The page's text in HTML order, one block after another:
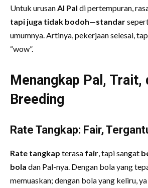
Untuk urusanAI Pal di pertempuran,
tapi juga tidak bodoh—standar
umumnya. Artinya, pekerjaan selesai,
“wow”.
Menangkap Pal, Trait,
Breeding
Rate Tangkap: Fair,
Rate tangkap terasa fair, tapi sangat
bola dan Pal-nya. Dengan bola yang
memuaskan; dengan bola yang keliru,